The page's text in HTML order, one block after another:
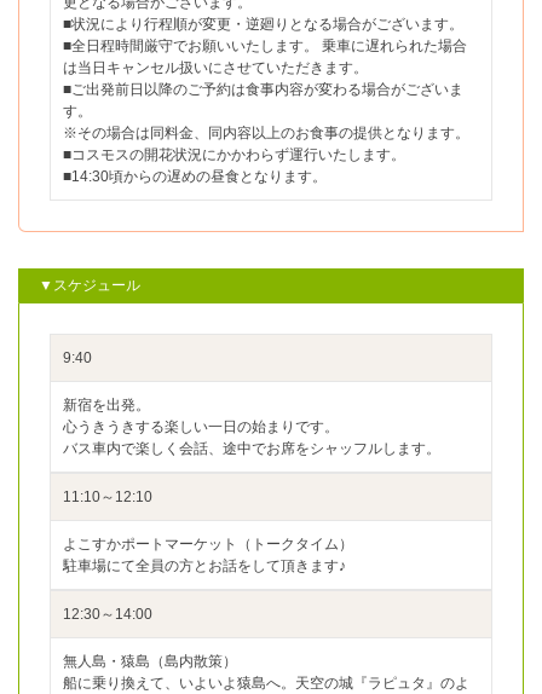
■状況により行程順が変更・逆廻りとなる場合がございます。
■全日程時間厳守でお願いいたします。 乗車に遅れられた場合
は当日キャンセル扱いにさせていただきます。
■ご出発前日以降のご予約は食事内容が変わる場合がございま
す。
※その場合は同料金、同内容以上のお食事の提供となります。
■コスモスの開花状況にかかわらず運行いたします。
■14:30頃からの遅めの昼食となります。
▼スケジュール
9:40
新宿を出発。
心うきうきする楽しい一日の始まりです。
バス車内で楽しく会話、途中でお席をシャッフルします。
11:10～12:10
よこすかポートマーケット（トークタイム）
駐車場にて全員の方とお話をして頂きます♪
12:30～14:00
無人島・猿島（島内散策）
船に乗り換えて、いよいよ猿島へ。天空の城『ラピュタ』のよ